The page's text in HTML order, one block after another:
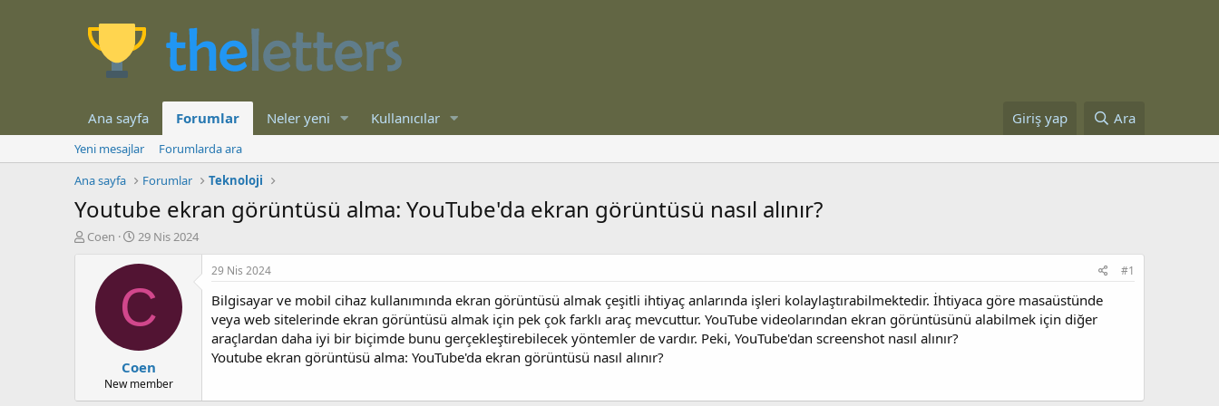
Ana sayfa Forumlar Neler yeni Kullanıcılar Giriş yap Ara
Yeni mesajlar
Forumlarda ara
Ana sayfa
Forumlar Teknoloji
Youtube ekran görüntüsü alma: YouTube'da ekran görüntüsü nasıl alınır?
K
l
Coen
B
ş
l
ı
ç
t
a
29 Nis 2024
C
Coen
New member
29 Nis 2024 #1
Bilgisayar ve mobil cihaz kullanımında ekran görüntüsü almak çeşitli ihtiyaç anlarında işleri kolaylaştırabilmektedir. İhtiyaca göre masaüstünde
veya web sitelerinde ekran görüntüsü almak için pek çok farklı araç mevcuttur. YouTube videolarından ekran görüntüsünü alabilmek için diğer
araçlardan daha iyi bir biçimde bunu gerçekleştirebilecek yöntemler de vardır. Peki, YouTube'dan screenshot nasıl alınır?
Youtube ekran görüntüsü alma: YouTube'da ekran görüntüsü nasıl alınır?